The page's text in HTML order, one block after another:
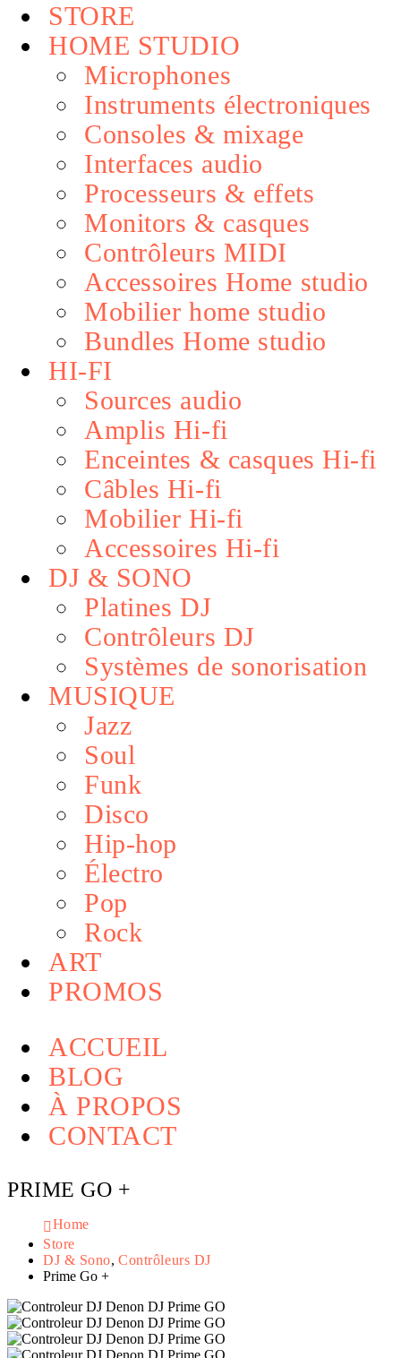
STORE
HOME STUDIO
Microphones
Instruments électroniques
Consoles & mixage
Interfaces audio
Processeurs & effets
Monitors & casques
Contrôleurs MIDI
Accessoires Home studio
Mobilier home studio
Bundles Home studio
HI-FI
Sources audio
Amplis Hi-fi
Enceintes & casques Hi-fi
Câbles Hi-fi
Mobilier Hi-fi
Accessoires Hi-fi
DJ & SONO
Platines DJ
Contrôleurs DJ
Systèmes de sonorisation
MUSIQUE
Jazz
Soul
Funk
Disco
Hip-hop
Électro
Pop
Rock
ART
PROMOS
ACCUEIL
BLOG
À PROPOS
CONTACT
PRIME GO +
Home
Store
DJ & Sono,Contrôleurs DJ
Prime Go +